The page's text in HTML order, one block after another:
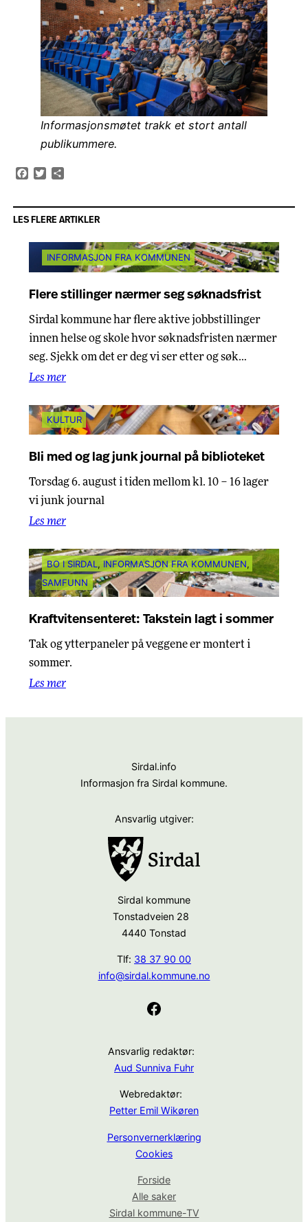
Informasjonsmøtet trakk et stort antall
publikummere.
Facebook
Twitter
LES FLERE ARTIKLER
INFORMASJON FRA KOMMUNEN
Flere stillinger nærmer seg søknadsfrist
Sirdal kommune har flere aktive jobbstillinger
innen helse og skole hvor søknadsfristen nærmer
seg. Sjekk om det er deg vi ser etter og søk…
Les mer
KULTUR
Bli med og lag junk journal på biblioteket
Torsdag 6. august i tiden mellom kl. 10 – 16 lager
vi junk journal
Les mer
BO I SIRDAL , INFORMASJON FRA KOMMUNEN
SAMFUNN
Kraftvitensenteret: Takstein lagt i sommer
Tak og ytterpaneler på veggene er montert i
sommer.
Les mer
Sirdal.info
Informasjon fra Sirdal kommune.
Ansvarlig utgiver:
Sirdal kommune
Tonstadveien 28
4440 Tonstad
Tlf: 38 37 90 00
info@sirdal.kommune.no
Facebook
Ansvarlig redaktør:
Aud Sunniva Fuhr
Webredaktør:
Petter Emil Wikøren
Personvernerklæring
Cookies
Forside
Alle saker
Sirdal kommune-TV